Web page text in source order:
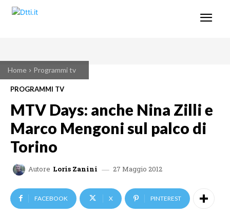
Home Programmi tv
PROGRAMMI TV
MTV Days: anche Nina Zilli e
Marco Mengoni sul palco di
Torino
Autore Loris Zanini 27 Maggio 2012
FACEBOOK X PINTEREST